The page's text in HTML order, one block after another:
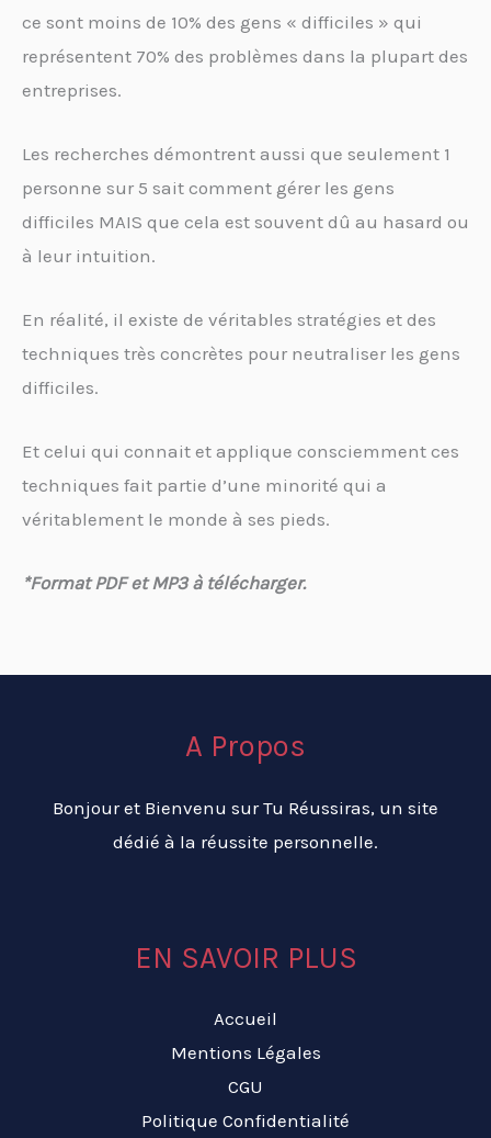
ce sont moins de 10% des gens « difficiles » qui
représentent 70% des problèmes dans la plupart des
entreprises.
Les recherches démontrent aussi que seulement 1
personne sur 5 sait comment gérer les gens
difficiles MAIS que cela est souvent dû au hasard ou
à leur intuition.
En réalité, il existe de véritables stratégies et des
techniques très concrètes pour neutraliser les gens
difficiles.
Et celui qui connait et applique consciemment ces
techniques fait partie d’une minorité qui a
véritablement le monde à ses pieds.
*Format PDF et MP3 à télécharger.
A Propos
Bonjour et Bienvenu sur Tu Réussiras, un site
dédié à la réussite personnelle.
EN SAVOIR PLUS
Accueil
Mentions Légales
CGU
Politique Confidentialité